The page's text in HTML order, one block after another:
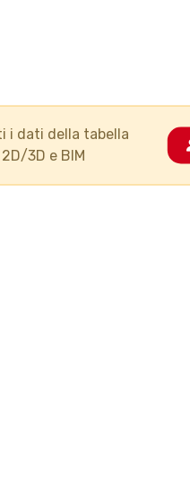
i dati della tabella
3D e BIM